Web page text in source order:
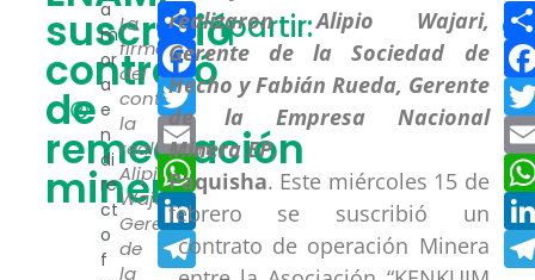
suscribió
contrató
de
remediación
minera
a
m
or
a
e
n
di
re
ct
o
f
La
firma
del
contrato
la
realizaron
Alipio
Wajari,
Gerente
de
la
Compartir:
Compartir
Facebook
Twitter
Email
WhatsApp
LinkedIn
Telegram
Paquisha. Este miércoles 15 de
febrero se suscribió un
contrato de operación Minera